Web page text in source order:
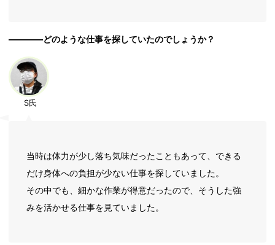
――――どのような仕事を探していたのでしょうか？
S氏
当時は体力が少し落ち気味だったこともあって、できる
だけ身体への負担が少ない仕事を探していました。
その中でも、細かな作業が得意だったので、そうした強
みを活かせる仕事を見ていました。